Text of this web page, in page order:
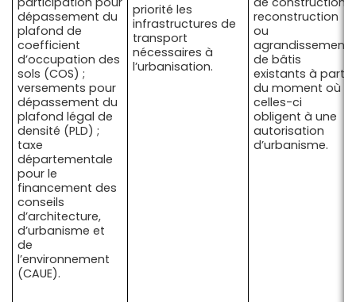
dépassement du
plafond de
coefficient
d’occupation des
sols (COS) ;
versements pour
dépassement du
plafond légal de
densité (PLD) ;
taxe
départementale
pour le
financement des
conseils
d’architecture,
d’urbanisme et
de
l’environnement
(CAUE).
priorité les
infrastructures de
transport
nécessaires à
l’urbanisation.
reconstruction
ou
agrandissement
de bâtis
existants à partir
du moment où
celles-ci
obligent à une
autorisation
d’urbanisme.